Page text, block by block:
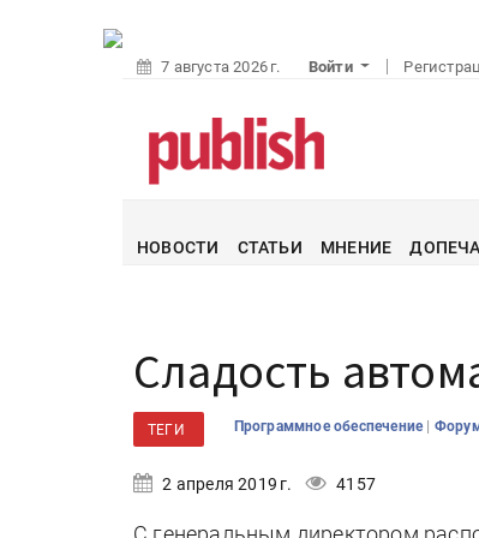
7 августа 2026 г. Войти
НОВОСТИ СТАТЬИ МНЕНИЕ
Сладость
ТЕГИ Программное обеспечение |
2 апреля 2019 г. 4157